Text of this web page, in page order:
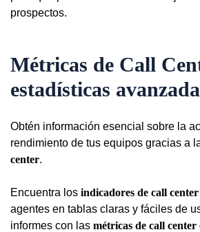
prospectos.
Métricas de Call
estadísticas
Obtén información esencial sobre la
rendimiento de tus equipos gracias a
center.
Encuentra los indicadores de call center
agentes en tablas claras y fáciles de
informes con las métricas de call center